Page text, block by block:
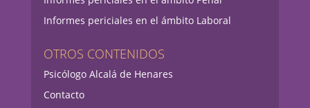
Informes periciales en el ámbito Laboral
OTROS CONTENIDOS
Psicólogo Alcalá de Henares
Contacto